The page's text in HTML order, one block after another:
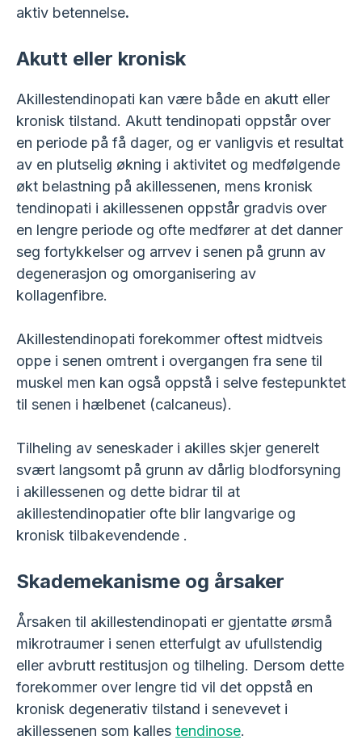
aktiv betennelse.
Akutt eller kronisk
Akillestendinopati kan være både en akutt eller
kronisk tilstand. Akutt tendinopati oppstår over
en periode på få dager, og er vanligvis et resultat
av en plutselig økning i aktivitet og medfølgende
økt belastning på akillessenen, mens kronisk
tendinopati i akillessenen oppstår gradvis over
en lengre periode og ofte medfører at det danner
seg fortykkelser og arrvev i senen på grunn av
degenerasjon og omorganisering av
kollagenfibre.
Akillestendinopati forekommer oftest midtveis
oppe i senen omtrent i overgangen fra sene til
muskel men kan også oppstå i selve festepunktet
til senen i hælbenet (calcaneus).
Tilheling av seneskader i akilles skjer generelt
svært langsomt på grunn av dårlig blodforsyning
i akillessenen og dette bidrar til at
akillestendinopatier ofte blir langvarige og
kronisk tilbakevendende .
Skademekanisme og årsaker
Årsaken til akillestendinopati er gjentatte ørsmå
mikrotraumer i senen etterfulgt av ufullstendig
eller avbrutt restitusjon og tilheling. Dersom dette
forekommer over lengre tid vil det oppstå en
kronisk degenerativ tilstand i senevevet i
akillessenen som kalles tendinose.